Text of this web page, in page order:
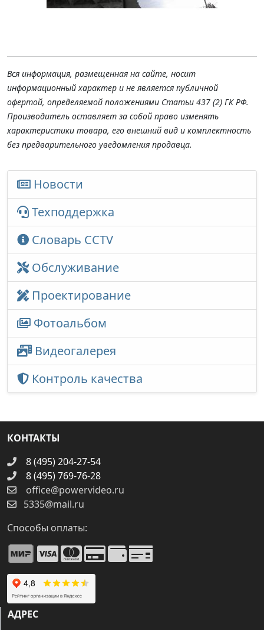
Вся информация, размещенная на сайте, носит
информационный характер и не является публичной
офертой, определяемой положениями Статьи 437 (2) ГК РФ.
Производитель оставляет за собой право изменять
характеристики товара, его внешний вид и комплектность
без предварительного уведомления продавца.
Новости
Техподдержка
Словарь CCTV
Обслуживание
Проектирование
Фотоальбом
Видеогалерея
Контроль качества
КОНТАКТЫ
8 (495) 204-27-54
8 (495) 769-76-28
office@powervideo.ru
5335@mail.ru
Способы оплаты:
АДРЕС